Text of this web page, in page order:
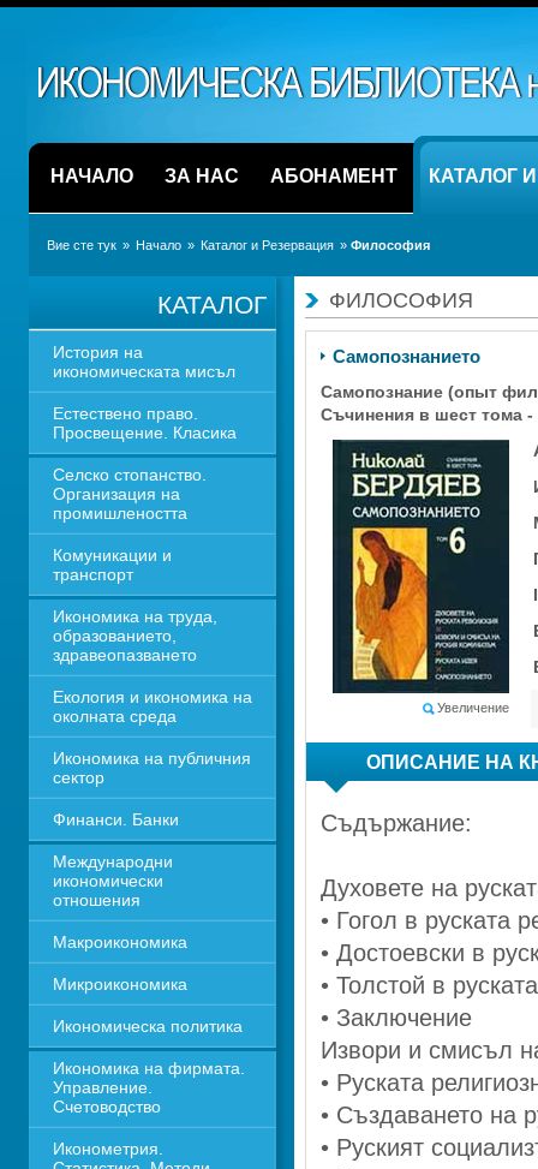
НАЧАЛО ЗА НАС АБОНАМЕНТ КАТАЛОГ
Вие сте тук » Начало » Каталог и Резервация » Философия
КАТАЛОГ
История на
икономическата мисъл
Естествено право.
Просвещение. Класика
Селско стопанство.
Организация на
промишлеността
Комуникации и
транспорт
Икономика на труда,
образованието,
здравеопазването
Екология и икономика на
околната среда
Икономика на публичния
сектор
Финанси. Банки
Международни
икономически
отношения
Макроикономика
Микроикономика
Икономическа политика
Икономика на фирмата.
Управление.
Счетоводство
Иконометрия.
ФИЛОСОФИЯ
Самопознанието
Самопознание (опыт
Съчинения в шест тома -
Увеличение
ОПИСАНИЕ НА
Съдържание:
Духовете на
• Гогол в руската
• Достоевски в
• Толстой в
• Заключение
Извори и смисъл
• Руската
• Създаването на
• Руският